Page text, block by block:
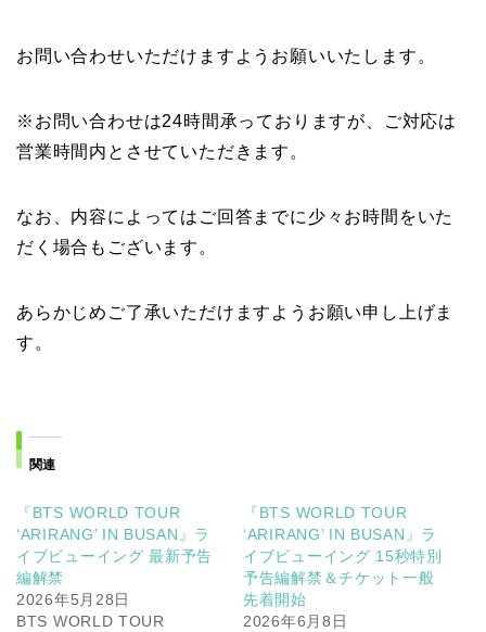
お問い合わせいただけますようお願いいたします。
※お問い合わせは24時間承っておりますが、ご対応は
営業時間内とさせていただきます。
なお、内容によってはご回答までに少々お時間をいた
だく場合もございます。
あらかじめご了承いただけますようお願い申し上げま
す。
関連
『BTS WORLD TOUR
‘ARIRANG’ IN BUSAN』ラ
イブビューイング 最新予告
編解禁
2026年5月28日
BTS WORLD TOUR
『BTS WORLD TOUR
‘ARIRANG’ IN BUSAN』ラ
イブビューイング 15秒特別
予告編解禁＆チケット一般
先着開始
2026年6月8日